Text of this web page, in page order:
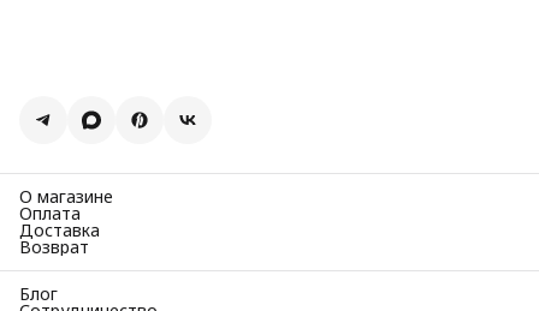
О магазине
Оплата
Доставка
Возврат
Блог